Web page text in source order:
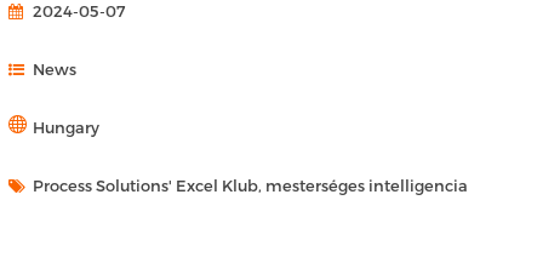
2024-05-07
News
Hungary
Process Solutions' Excel Klub, mesterséges intelligencia